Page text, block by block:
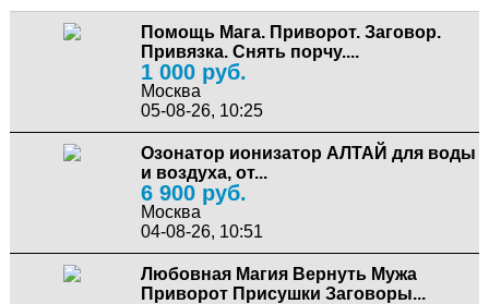
Помощь Мага. Приворот. Заговор.
Привязка. Снять порчу....
1 000 руб.
Москва
05-08-26, 10:25
Озонатор ионизатор АЛТАЙ для воды
и воздуха, от...
6 900 руб.
Москва
04-08-26, 10:51
Любовная Магия Вернуть Мужа
Приворот Присушки Заговоры...